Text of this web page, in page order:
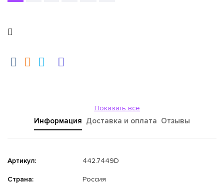
Показать все
Информация Доставка и оплата Отзывы
Артикул: 442.7449D
Страна: Россия